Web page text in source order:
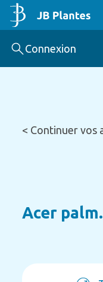
Connexion
< Continuer vos
Acer